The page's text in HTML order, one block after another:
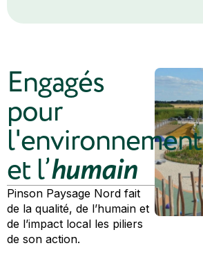
Engagés
pour
l'environnement
et l’humain
Pinson Paysage Nord fait
de la qualité, de l’humain et
de l’impact local les piliers
de son action.